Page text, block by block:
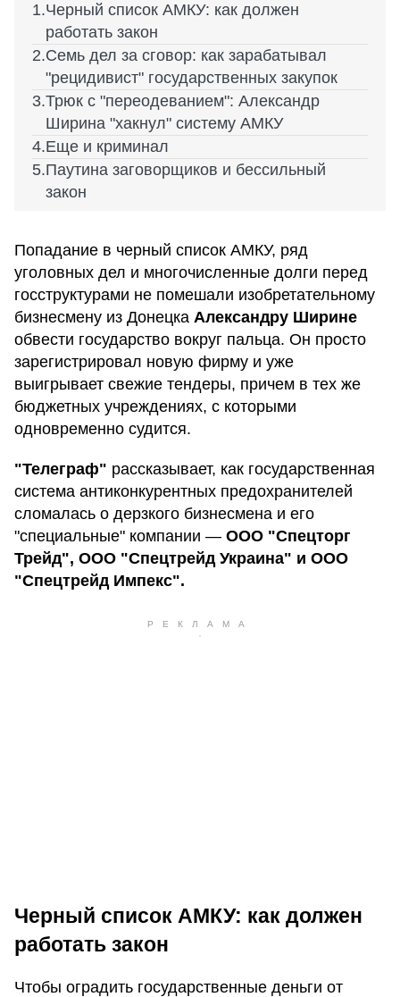
Черный список АМКУ: как должен
работать закон
Семь дел за сговор: как зарабатывал
"рецидивист" государственных закупок
Трюк с "переодеванием": Александр
Ширина "хакнул" систему АМКУ
Еще и криминал
Паутина заговорщиков и бессильный
закон
Попадание в черный список АМКУ, ряд
уголовных дел и многочисленные долги перед
госструктурами не помешали изобретательному
бизнесмену из Донецка Александру Ширине
обвести государство вокруг пальца. Он просто
зарегистрировал новую фирму и уже
выигрывает свежие тендеры, причем в тех же
бюджетных учреждениях, с которыми
одновременно судится.
"Телеграф" рассказывает, как государственная
система антиконкурентных предохранителей
сломалась о дерзкого бизнесмена и его
"специальные" компании — ООО "Спецторг
Трейд", ООО "Спецтрейд Украина" и ООО
"Спецтрейд Импекс".
Черный список АМКУ: как должен
работать закон
Чтобы оградить государственные деньги от